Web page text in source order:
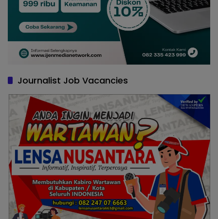
Journalist Job Vacancies